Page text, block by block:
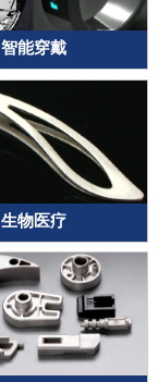
智能穿戴
生物医疗